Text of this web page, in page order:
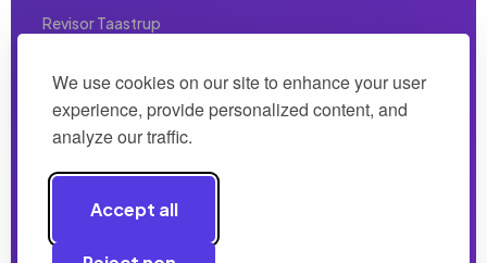
We use cookies on our site to enhance your user
experience, provide personalized content, and
analyze our traffic.
Accept all
Revisor Taastrup
Revisor Vallensbæk
Revisor Vanløse